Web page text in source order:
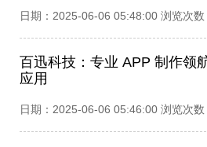
日期：2025-06-06 05:48:00 浏览次数
百迅科技：专业 APP 制作领
应用​
日期：2025-06-06 05:46:00 浏览次数